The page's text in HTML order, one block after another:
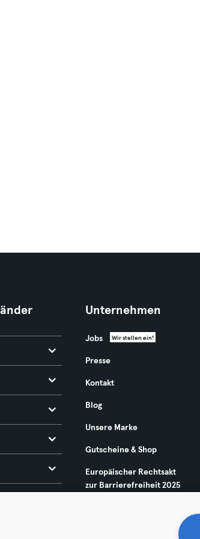
Unternehmen
Jobs Wir stellen ein!
Presse
Kontakt
Blog
Unsere Marke
Gutscheine & Shop
Europäischer Rechtsakt
zur Barrierefreiheit 2025